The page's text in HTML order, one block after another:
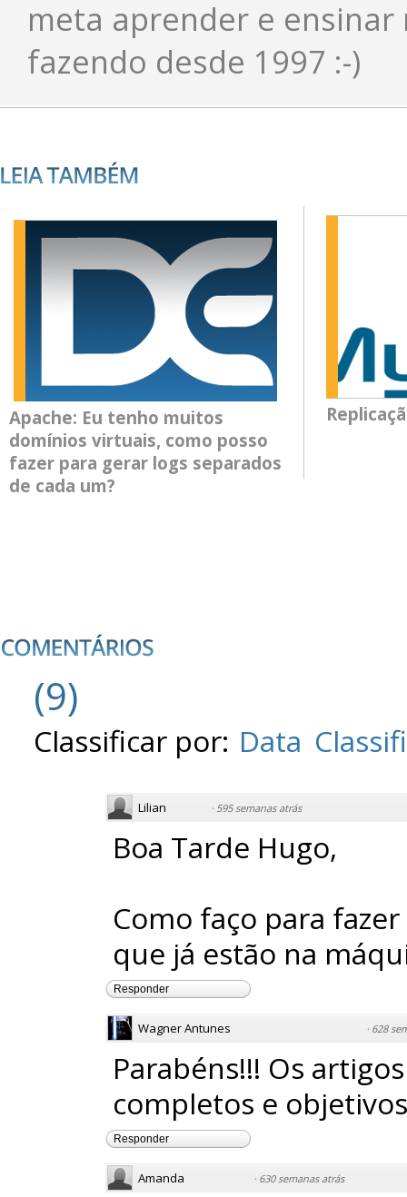
meta aprender e
fazendo desde 1997 :-)
Apache: Eu tenho muitos
domínios virtuais, como posso
fazer para gerar logs separados
de cada um?
(9)
Classificar por: Data
Lilian · 595 semanas atrás
Boa Tarde Hugo,
Como faço para
que já estão na
Responder
Wagner Antunes · 628
Parabéns!!! Os
completos e
Responder
Amanda · 630 semanas atrás